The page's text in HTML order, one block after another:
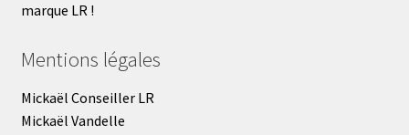
marque LR !
Mentions légales
Mickaël Conseiller LR
Mickaël Vandelle